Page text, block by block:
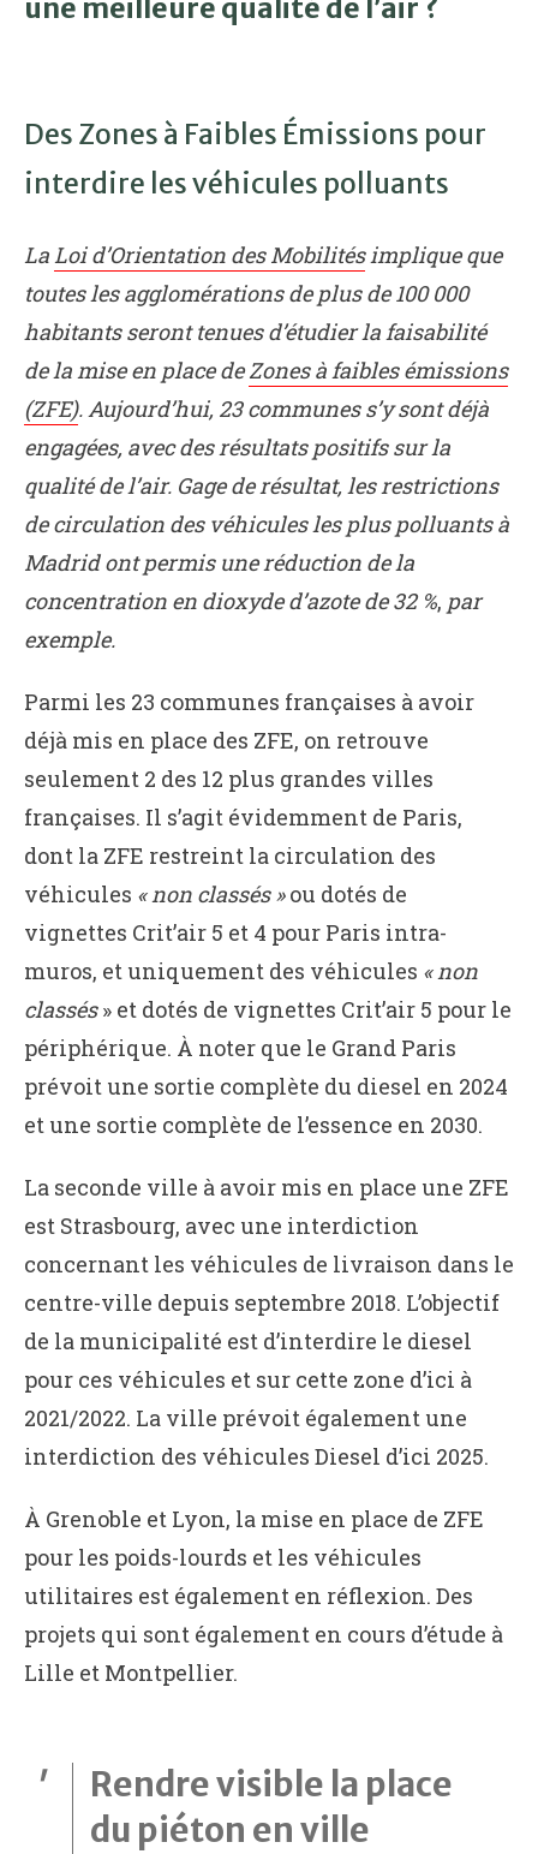
une meilleure qualité de l’air ?
Des Zones à Faibles Émissions pour
interdire les véhicules polluants
LaLoi d’Orientation des Mobilitésimplique que
toutes les agglomérations de plus de 100 000
habitants seront tenues d’étudier la faisabilité
de la mise en place deZones à faibles émissions
(ZFE). Aujourd’hui, 23 communes s’y sont déjà
engagées, avec des résultats positifs sur la
qualité de l’air. Gage de résultat, les restrictions
de circulation des véhicules les plus polluants à
Madrid ont permis une réduction de la
concentration en dioxyde d’azote de 32 %, par
exemple.
Parmi les 23 communes françaises à avoir
déjà mis en place des ZFE, on retrouve
seulement 2 des 12 plus grandes villes
françaises. Il s’agit évidemment de Paris,
dont la ZFE restreint la circulation des
véhicules « non classés »ou dotés de
vignettes Crit’air 5 et 4 pour Paris intra-
muros, et uniquement des véhicules « non
classés» et dotés de vignettes Crit’air 5 pour le
périphérique. À noter que le Grand Paris
prévoit une sortie complète du diesel en 2024
et une sortie complète de l’essence en 2030.
La seconde ville à avoir mis en place une ZFE
est Strasbourg, avec une interdiction
concernant les véhicules de livraison dans le
centre-ville depuis septembre 2018. L’objectif
de la municipalité est d’interdire le diesel
pour ces véhicules et sur cette zone d’ici à
2021/2022. La ville prévoit également une
interdiction des véhicules Diesel d’ici 2025.
À Grenoble et Lyon, la mise en place de ZFE
pour les poids-lourds et les véhicules
utilitaires est également en réflexion. Des
projets qui sont également en cours d’étude à
Lille et Montpellier.
Rendre visible la place
du piéton en ville